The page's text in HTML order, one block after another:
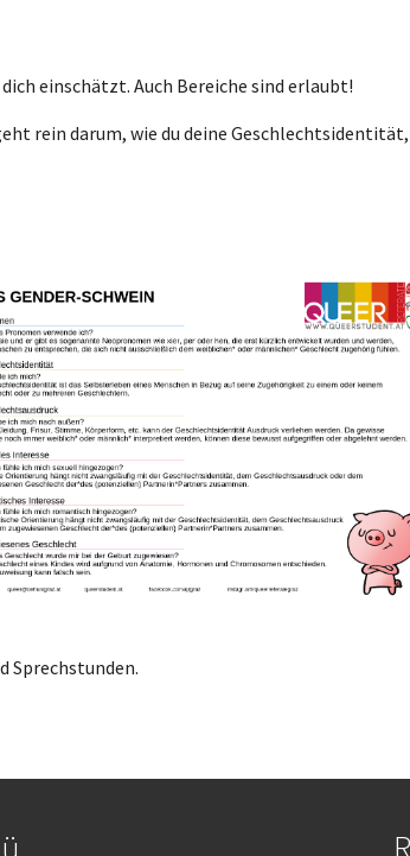
einschätzt. Auch Bereiche sind erlaubt!
rein darum, wie du deine Geschlechtsidentität,
larger version
Sprechstunden.